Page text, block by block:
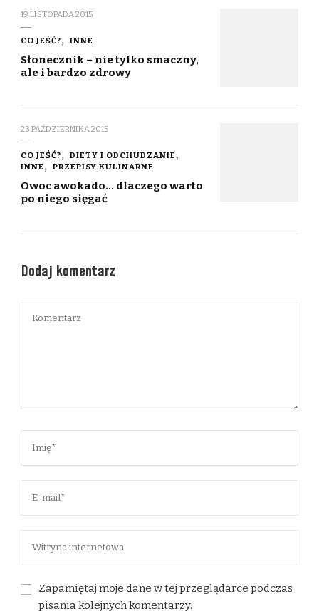
19 LISTOPADA 2015
CO JEŚĆ? INNE
Słonecznik – nie tylko smaczny,
ale i bardzo zdrowy
23 PAŹDZIERNIKA 2015
CO JEŚĆ?
DIETY I ODCHUDZANIE
INNE
PRZEPISY KULINARNE
Owoc awokado… dlaczego warto
po niego sięgać
Dodaj komentarz
Zapamiętaj moje dane w tej przeglądarce podczas
pisania kolejnych komentarzy.